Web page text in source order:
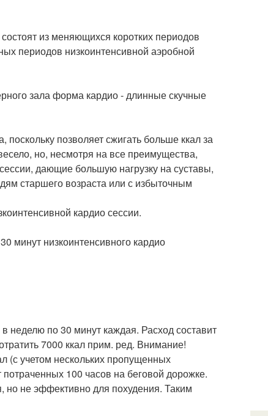
из меняющихся коротких периодов
периодов низкоинтенсивной аэробной
зала форма кардио - длинные скучные
позволяет сжигать больше ккал за
но, несмотря на все преимущества,
дающие большую нагрузку на суставы,
старшего возраста или с избыточным
кардио сессии.
минут низкоинтенсивного кардио
неделю по 30 минут каждая. Расход составит
7000 ккал прим. ред. Внимание!
(с учетом нескольких пропущенных
потраченных 100 часов на беговой дорожке.
не эффективно для похудения. Таким